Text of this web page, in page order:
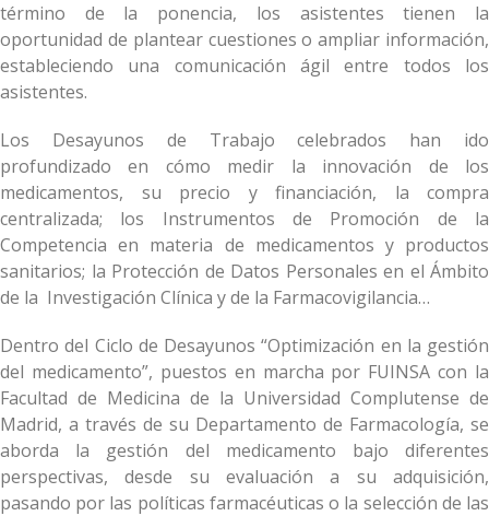
término de la ponencia, los asistentes tienen la
oportunidad de plantear cuestiones o ampliar información,
estableciendo una comunicación ágil entre todos los
asistentes.
Los Desayunos de Trabajo celebrados han ido
profundizado en cómo medir la innovación de los
medicamentos, su precio y financiación, la compra
centralizada; los Instrumentos de Promoción de la
Competencia en materia de medicamentos y productos
sanitarios; la Protección de Datos Personales en el Ámbito
de la Investigación Clínica y de la Farmacovigilancia…
Dentro del Ciclo de Desayunos “Optimización en la gestión
del medicamento”, puestos en marcha por FUINSA con la
Facultad de Medicina de la Universidad Complutense de
Madrid, a través de su Departamento de Farmacología, se
aborda la gestión del medicamento bajo diferentes
perspectivas, desde su evaluación a su adquisición,
pasando por las políticas farmacéuticas o la selección de las